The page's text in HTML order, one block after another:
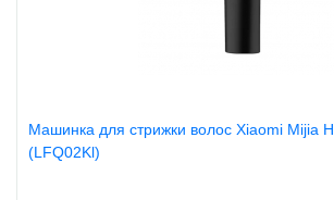
Машинка для стрижки волос Xiaomi Mijia
(LFQ02Kl)